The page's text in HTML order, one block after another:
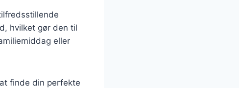
hvilket gør den til
eller
finde din perfekte